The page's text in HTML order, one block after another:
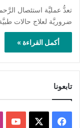
تعدُّ عمليَّة استئصال
ضروريَّة لعلاج حالات
أكمل القراءة »
تابعونا
فيسبوك